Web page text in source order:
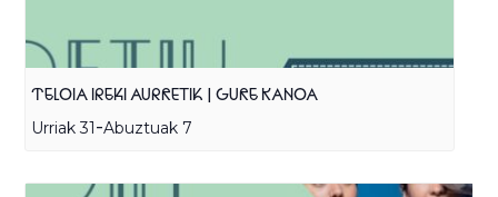
TELOIA IREKI AURRETIK | GURE KANOA
Urriak 31 -Abuztuak 7